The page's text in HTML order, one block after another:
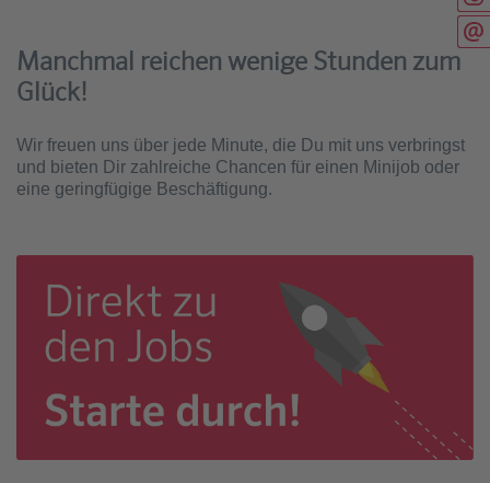
Manchmal reichen wenige Stunden zum
Glück!
Wir freuen uns über jede Minute, die Du mit uns verbringst
und bieten Dir zahlreiche Chancen für einen Minijob oder
eine geringfügige Beschäftigung.